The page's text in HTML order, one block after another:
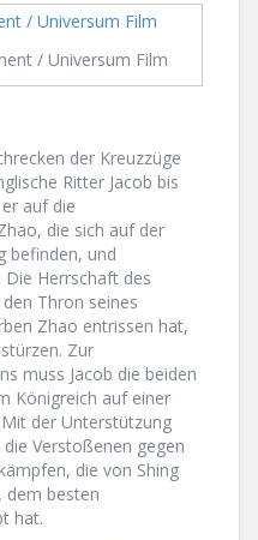
/ Universum Film
der Kreuzzüge
Ritter Jacob bis
auf die
die sich auf der
befinden, und
Herrschaft des
Thron seines
Zhao entrissen hat,
Zur
muss Jacob die beiden
Königreich auf einer
der Unterstützung
Verstoßenen gegen
die von Shing
dem besten
hat.